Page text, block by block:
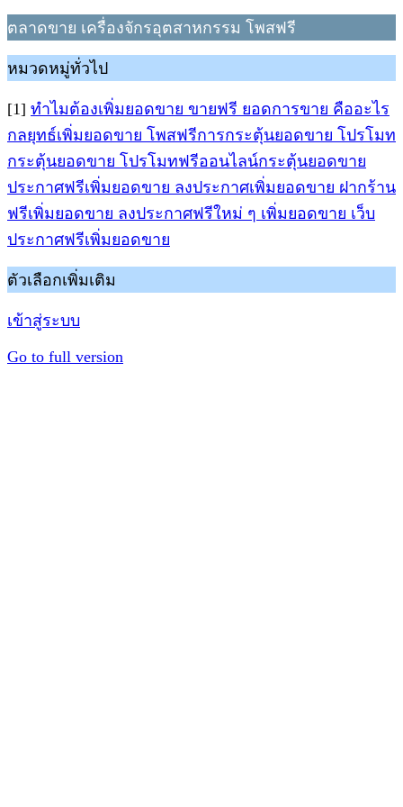
ตลาดขาย เครื่องจักรอุตสาหกรรม โพสฟรี
หมวดหมู่ทั่วไป
[1] ทำไมต้องเพิ่มยอดขาย ขายฟรี ยอดการขาย คืออะไร
กลยุทธ์เพิ่มยอดขาย โพสฟรีการกระตุ้นยอดขาย โปรโมท
กระตุ้นยอดขาย โปรโมทฟรีออนไลน์กระตุ้นยอดขาย
ประกาศฟรีเพิ่มยอดขาย ลงประกาศเพิ่มยอดขาย ฝากร้าน
ฟรีเพิ่มยอดขาย ลงประกาศฟรีใหม่ ๆ เพิ่มยอดขาย เว็บ
ประกาศฟรีเพิ่มยอดขาย
ตัวเลือกเพิ่มเติม
เข้าสู่ระบบ
Go to full version